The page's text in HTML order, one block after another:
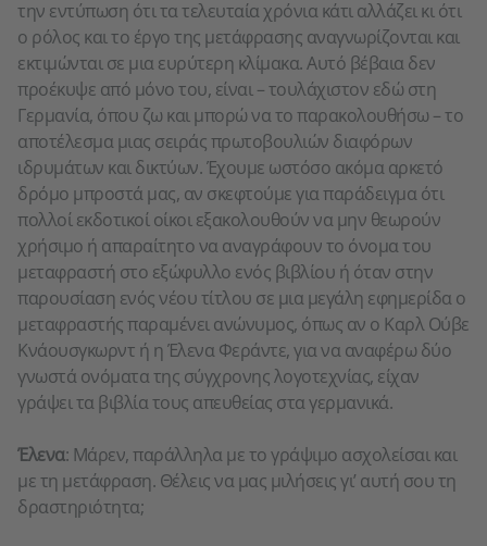
την εντύπωση ότι τα τελευταία χρόνια κάτι αλλάζει κι ότι
ο ρόλος και το έργο της μετάφρασης αναγνωρίζονται και
εκτιμώνται σε μια ευρύτερη κλίμακα. Αυτό βέβαια δεν
προέκυψε από μόνο του, είναι – τουλάχιστον εδώ στη
Γερμανία, όπου ζω και μπορώ να το παρακολουθήσω – το
αποτέλεσμα μιας σειράς πρωτοβουλιών διαφόρων
ιδρυμάτων και δικτύων. Έχουμε ωστόσο ακόμα αρκετό
δρόμο μπροστά μας, αν σκεφτούμε για παράδειγμα ότι
πολλοί εκδοτικοί οίκοι εξακολουθούν να μην θεωρούν
χρήσιμο ή απαραίτητο να αναγράφουν το όνομα του
μεταφραστή στο εξώφυλλο ενός βιβλίου ή όταν στην
παρουσίαση ενός νέου τίτλου σε μια μεγάλη εφημερίδα ο
μεταφραστής παραμένει ανώνυμος, όπως αν ο Καρλ Ούβε
Κνάουσγκωρντ ή η Έλενα Φεράντε, για να αναφέρω δύο
γνωστά ονόματα της σύγχρονης λογοτεχνίας, είχαν
γράψει τα βιβλία τους απευθείας στα γερμανικά.
Έλενα: Μάρεν, παράλληλα με το γράψιμο ασχολείσαι και
με τη μετάφραση. Θέλεις να μας μιλήσεις γι’ αυτή σου τη
δραστηριότητα;